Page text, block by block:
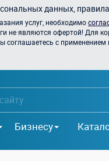
данных,
услуг, необходимо
не являются офертой! Для
с применением
Бизнесу